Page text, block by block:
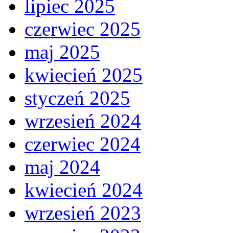
lipiec 2025
czerwiec 2025
maj 2025
kwiecień 2025
styczeń 2025
wrzesień 2024
czerwiec 2024
maj 2024
kwiecień 2024
wrzesień 2023